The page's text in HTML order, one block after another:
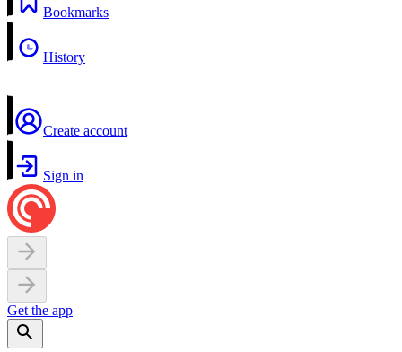
Bookmarks
History
Create account
Sign in
Get the app